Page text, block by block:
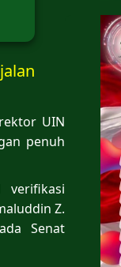
UIN
penuh
verifikasi
Z.
Senat